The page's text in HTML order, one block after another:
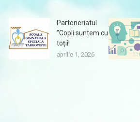
Parteneriatul
”Copii suntem cu
toții!
aprilie 1, 2026